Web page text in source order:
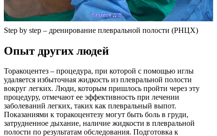
Step by step – дренирование плевральной полости (РНЦХ)
Опыт других людей
Торакоцентез – процедура, при которой с помощью иглы
удаляется избыточная жидкость из плевральной полости
вокруг легких. Люди, которым пришлось пройти через эту
процедуру, отмечают ее эффективность при лечении
заболеваний легких, таких как плевральный выпот.
Показаниями к торакоцентезу могут быть боль в груди,
затрудненное дыхание, наличие жидкости в плевральной
полости по результатам обследования. Подготовка к